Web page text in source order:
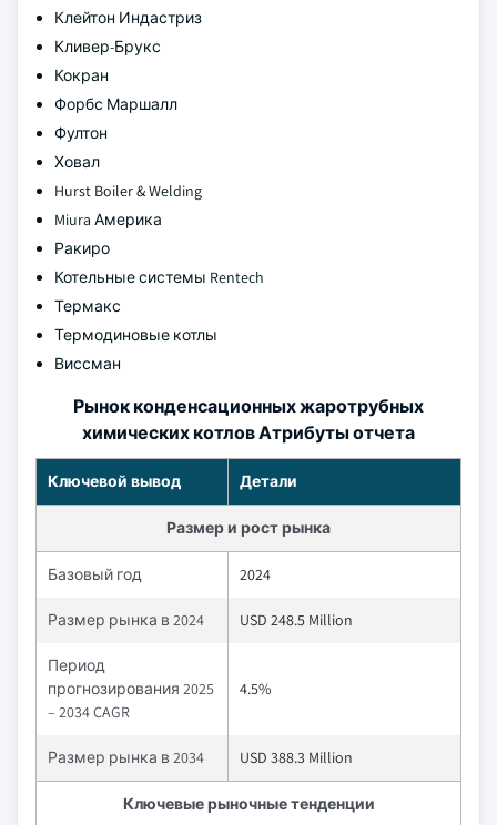
Клейтон Индастриз
Кливер-Брукс
Кокран
Форбс Маршалл
Фултон
Ховал
Hurst Boiler & Welding
Miura Америка
Ракиро
Котельные системы Rentech
Термакс
Термодиновые котлы
Виссман
Рынок конденсационных жаротрубных
химических котлов Атрибуты отчета
Ключевой вывод Детали
Размер и рост рынка
Базовый год 2024
Размер рынка в 2024 USD 248.5 Million
Период
прогнозирования 2025
– 2034 CAGR
4.5%
Размер рынка в 2034 USD 388.3 Million
Ключевые рыночные тенденции